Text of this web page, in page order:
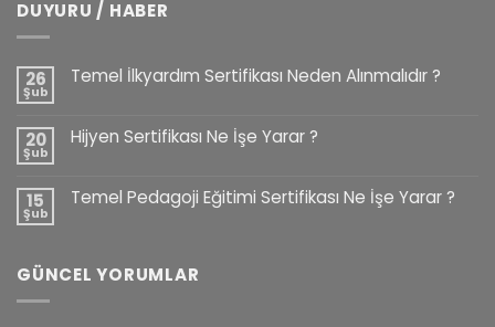
DUYURU / HABER
26
Şub
Temel İlkyardım Sertifikası Neden Alınmalıdır ?
20
Şub
Hijyen Sertifikası Ne İşe Yarar ?
15
Şub
Temel Pedagoji Eğitimi Sertifikası Ne İşe Yarar ?
GÜNCEL YORUMLAR